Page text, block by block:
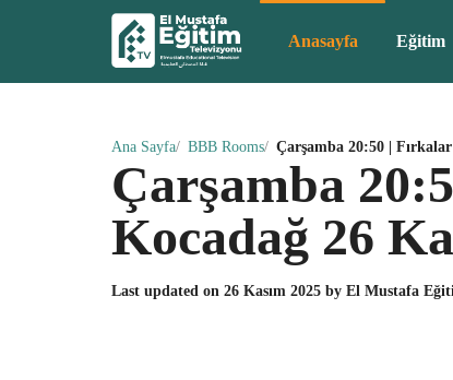
Anasayfa Eğitim
Ana Sayfa BBB Rooms Çarşamba 20:50 |
Çarşamba
Kocadağ 26
Last updated on 26 Kasım 2025 by El Mustafa